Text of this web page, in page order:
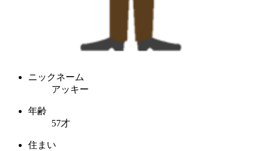
ニックネーム
アッキー
年齢
57才
住まい